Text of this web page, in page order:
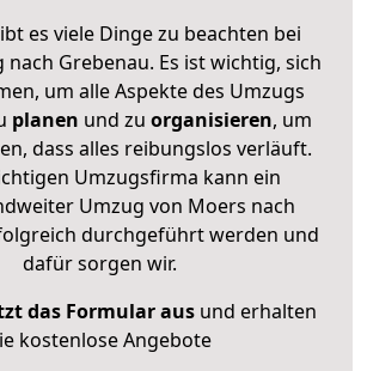
es viele Dinge zu beachten bei
nach Grebenau. Es ist wichtig, sich
um alle Aspekte des Umzugs
planen und zu organisieren, um
dass alles reibungslos verläuft.
Umzugsfirma kann ein
Umzug von Moers nach
durchgeführt werden und
dafür sorgen wir.
das Formular ausund erhalten
kostenlose Angebote